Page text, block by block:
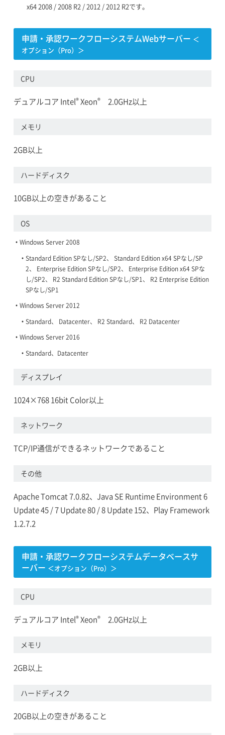
x64 2008 / 2008 R2 / 2012 / 2012 R2です。
申請・承認ワークフローシステムWebサーバー ＜
オプション（Pro）＞
CPU
デュアルコア Intel®Xeon®2.0GHz以上
メモリ
2GB以上
ハードディスク
10GB以上の空きがあること
OS
Windows Server 2008
Standard Edition SPなし/SP2、 Standard Edition x64 SPなし/SP
2、 Enterprise Edition SPなし/SP2、 Enterprise Edition x64 SPな
し/SP2、 R2 Standard Edition SPなし/SP1、 R2 Enterprise Edition
SPなし/SP1
Windows Server 2012
Standard、 Datacenter、 R2 Standard、 R2 Datacenter
Windows Server 2016
Standard、Datacenter
ディスプレイ
1024×768 16bit Color以上
ネットワーク
TCP/IP通信ができるネットワークであること
その他
Apache Tomcat 7.0.82、Java SE Runtime Environment 6
Update 45 / 7 Update 80 / 8 Update 152、Play Framework
1.2.7.2
申請・承認ワークフローシステムデータベースサ
ーバー ＜オプション（Pro）＞
CPU
デュアルコア Intel®Xeon®2.0GHz以上
メモリ
2GB以上
ハードディスク
20GB以上の空きがあること